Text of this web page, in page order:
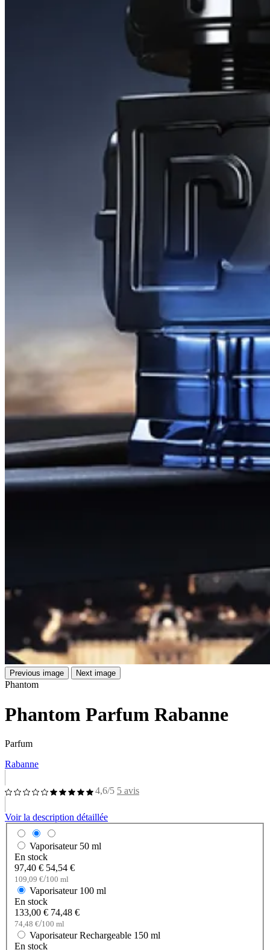
Previous image Next image
Phantom
Phantom Parfum Rabanne
Parfum
Rabanne
4,6/5 5 avis
Voir la description détaillée
Vaporisateur 50 ml
En stock
97,40 € 54,54 €
109,09 €/100 ml
Vaporisateur 100 ml
En stock
133,00 € 74,48 €
74,48 €/100 ml
Vaporisateur Rechargeable 150 ml
En stock